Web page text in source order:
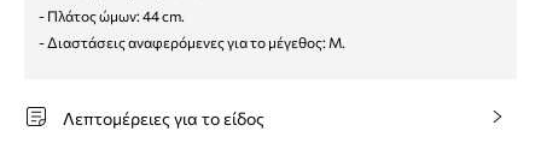
- Πλάτος ώμων: 44 cm.
- Διαστάσεις αναφερόμενες για το μέγεθος: M.
Λεπτομέρειες για το είδος